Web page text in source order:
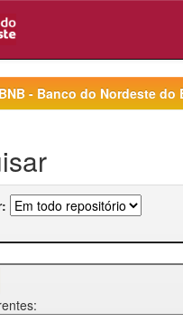
- Banco do Nordeste do